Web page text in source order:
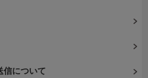
信について